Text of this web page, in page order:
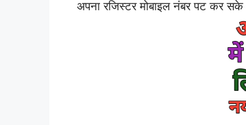
अपना रजिस्टर मोबाइल नंबर पट कर